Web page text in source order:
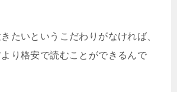
たいというこだわりがなければ、
り格安で読むことができるんで